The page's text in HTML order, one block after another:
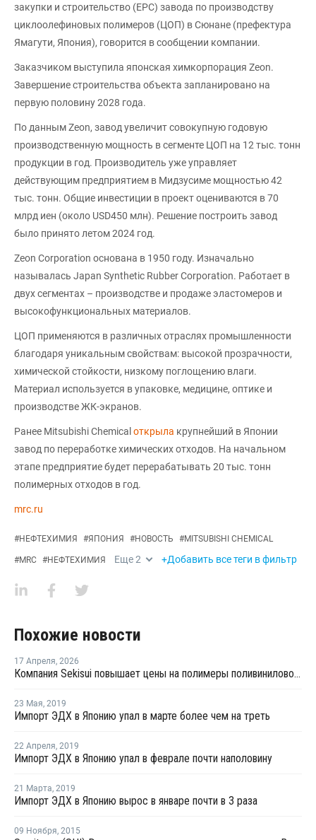
закупки и строительство (EPC) завода по производству
циклоолефиновых полимеров (ЦОП) в Сюнане (префектура
Ямагути, Япония), говорится в сообщении компании.
Заказчиком выступила японская химкорпорация Zeon.
Завершение строительства объекта запланировано на
первую половину 2028 года.
По данным Zeon, завод увеличит совокупную годовую
производственную мощность в сегменте ЦОП на 12 тыс. тонн
продукции в год. Производитель уже управляет
действующим предприятием в Мидзусиме мощностью 42
тыс. тонн. Общие инвестиции в проект оцениваются в 70
млрд иен (около USD450 млн). Решение построить завод
было принято летом 2024 год.
Zeon Corporation основана в 1950 году. Изначально
называлась Japan Synthetic Rubber Corporation. Работает в
двух сегментах – производстве и продаже эластомеров и
высокофункциональных материалов.
ЦОП применяются в различных отраслях промышленности
благодаря уникальным свойствам: высокой прозрачности,
химической стойкости, низкому поглощению влаги.
Материал используется в упаковке, медицине, оптике и
производстве ЖК-экранов.
Ранее Mitsubishi Chemical открыла крупнейший в Японии
завод по переработке химических отходов. На начальном
этапе предприятие будет перерабатывать 20 тыс. тонн
полимерных отходов в год.
mrc.ru
#НЕФТЕХИМИЯ #ЯПОНИЯ #НОВОСТЬ #MITSUBISHI CHEMICAL
#MRC #НЕФТЕХИМИЯ Еще2 +Добавить все теги в фильтр
Похожие новости
17 Апреля, 2026
Компания Sekisui повышает цены на полимеры поливинилового спирта
23 Мая, 2019
Импорт ЭДХ в Японию упал в марте более чем на треть
22 Апреля, 2019
Импорт ЭДХ в Японию упал в феврале почти наполовину
21 Марта, 2019
Импорт ЭДХ в Японию вырос в январе почти в 3 раза
09 Ноября, 2015